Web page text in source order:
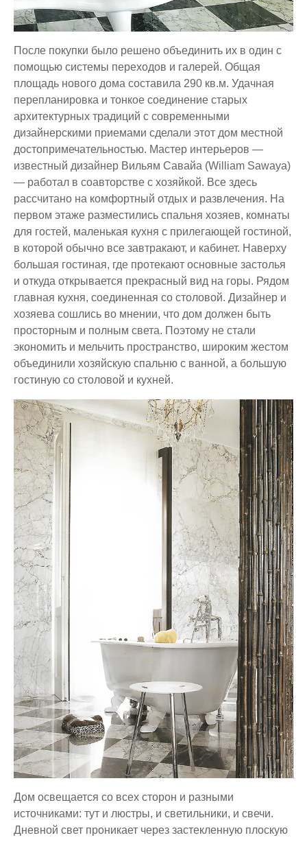
После покупки было решено объединить их в один с
помощью системы переходов и галерей. Общая
площадь нового дома составила 290 кв.м. Удачная
перепланировка и тонкое соединение старых
архитектурных традиций с современными
дизайнерскими приемами сделали этот дом местной
достопримечательностью. Мастер интерьеров —
известный дизайнер Вильям Савайа (William Sawaya)
— работал в соавторстве с хозяйкой. Все здесь
рассчитано на комфортный отдых и развлечения. На
первом этаже разместились спальня хозяев, комнаты
для гостей, маленькая кухня с прилегающей гостиной,
в которой обычно все завтракают, и кабинет. Наверху
большая гостиная, где протекают основные застолья
и откуда открывается прекрасный вид на горы. Рядом
главная кухня, соединенная со столовой. Дизайнер и
хозяева сошлись во мнении, что дом должен быть
просторным и полным света. Поэтому не стали
экономить и мельчить пространство, широким жестом
объединили хозяйскую спальню с ванной, а большую
гостиную со столовой и кухней.
Дом освещается со всех сторон и разными
источниками: тут и люстры, и светильники, и свечи.
Дневной свет проникает через застекленную плоскую